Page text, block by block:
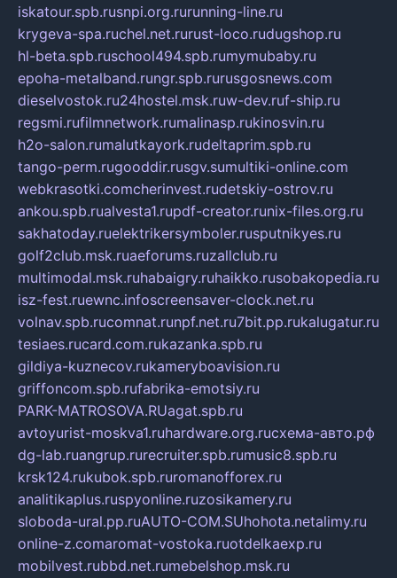
iskatour.spb.rusnpi.org.rurunning-line.ru
krygeva-spa.ruchel.net.rurust-loco.rudugshop.ru
hl-beta.spb.ruschool494.spb.rumymubaby.ru
epoha-metalband.rungr.spb.rurusgosnews.com
dieselvostok.ru24hostel.msk.ruw-dev.ruf-ship.ru
regsmi.rufilmnetwork.rumalinasp.rukinosvin.ru
h2o-salon.rumalutkayork.rudeltaprim.spb.ru
tango-perm.rugooddir.rusgv.sumultiki-online.com
webkrasotki.comcherinvest.rudetskiy-ostrov.ru
ankou.spb.rualvesta1.rupdf-creator.runix-files.org.ru
sakhatoday.ruelektrikersymboler.rusputnikyes.ru
golf2club.msk.ruaeforums.ruzallclub.ru
multimodal.msk.ruhabaigry.ruhaikko.rusobakopedia.ru
isz-fest.ruewnc.infoscreensaver-clock.net.ru
volnav.spb.rucomnat.runpf.net.ru7bit.pp.rukalugatur.ru
tesiaes.rucard.com.rukazanka.spb.ru
gildiya-kuznecov.rukameryboavision.ru
griffoncom.spb.rufabrika-emotsiy.ru
PARK-MATROSOVA.RUagat.spb.ru
avtoyurist-moskva1.ruhardware.org.ruсхема-авто.рф
dg-lab.ruangrup.rurecruiter.spb.rumusic8.spb.ru
krsk124.rukubok.spb.ruromanofforex.ru
analitikaplus.ruspyonline.ruzosikamery.ru
sloboda-ural.pp.ruAUTO-COM.SUhohota.netalimy.ru
online-z.comaromat-vostoka.ruotdelkaexp.ru
mobilvest.rubbd.net.rumebelshop.msk.ru